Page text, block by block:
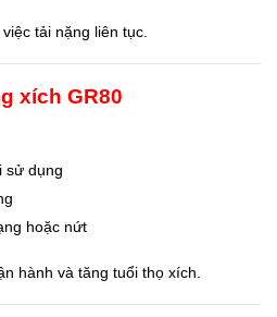
tải nặng liên tục.
xích GR80
sử dụng
hoặc nứt
hành và tăng tuổi thọ xích.